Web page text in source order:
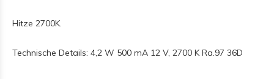
Hitze 2700K.
Technische Details: 4,2 W 500 mA 12 V, 2700 K Ra.97 36D